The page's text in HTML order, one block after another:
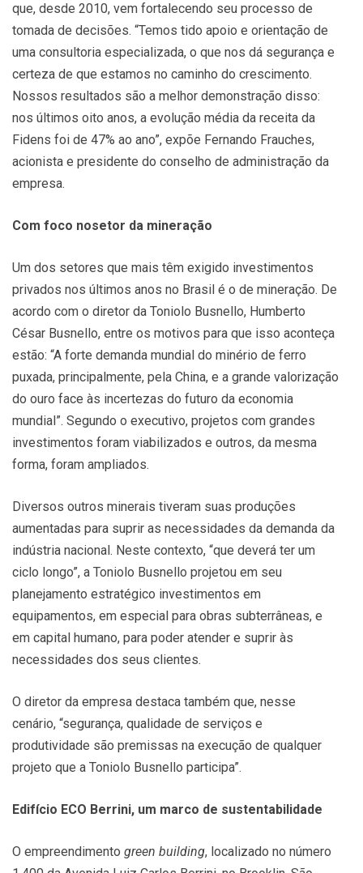
que, desde 2010, vem fortalecendo seu processo de
tomada de decisões. “Temos tido apoio e orientação de
uma consultoria especializada, o que nos dá segurança e
certeza de que estamos no caminho do crescimento.
Nossos resultados são a melhor demonstração disso:
nos últimos oito anos, a evolução média da receita da
Fidens foi de 47% ao ano”, expõe Fernando Frauches,
acionista e presidente do conselho de administração da
empresa.
Com foco nosetor da mineração
Um dos setores que mais têm exigido investimentos
privados nos últimos anos no Brasil é o de mineração. De
acordo com o diretor da Toniolo Busnello, Humberto
César Busnello, entre os motivos para que isso aconteça
estão: “A forte demanda mundial do minério de ferro
puxada, principalmente, pela China, e a grande valorização
do ouro face às incertezas do futuro da economia
mundial”. Segundo o executivo, projetos com grandes
investimentos foram viabilizados e outros, da mesma
forma, foram ampliados.
Diversos outros minerais tiveram suas produções
aumentadas para suprir as necessidades da demanda da
indústria nacional. Neste contexto, “que deverá ter um
ciclo longo”, a Toniolo Busnello projetou em seu
planejamento estratégico investimentos em
equipamentos, em especial para obras subterrâneas, e
em capital humano, para poder atender e suprir às
necessidades dos seus clientes.
O diretor da empresa destaca também que, nesse
cenário, “segurança, qualidade de serviços e
produtividade são premissas na execução de qualquer
projeto que a Toniolo Busnello participa”.
Edifício ECO Berrini, um marco de sustentabilidade
O empreendimento green building, localizado no número